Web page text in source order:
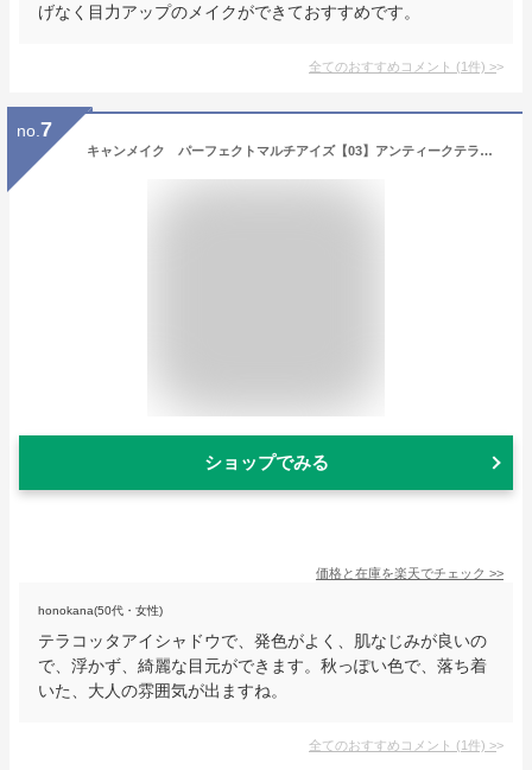
げなく目力アップのメイクができておすすめです。
全てのおすすめコメント (1件) >
no. 7
キャンメイク パーフェクトマルチアイズ【03】アンティークテラコッタアイシャドウ アットコスメ 国内正規品
ショップでみる
価格と在庫を楽天でチェック >>
honokana(50代・女性)
テラコッタアイシャドウで、発色がよく、肌なじみが良いの
で、浮かず、綺麗な目元ができます。秋っぽい色で、落ち着
いた、大人の雰囲気が出ますね。
全てのおすすめコメント (1件) >